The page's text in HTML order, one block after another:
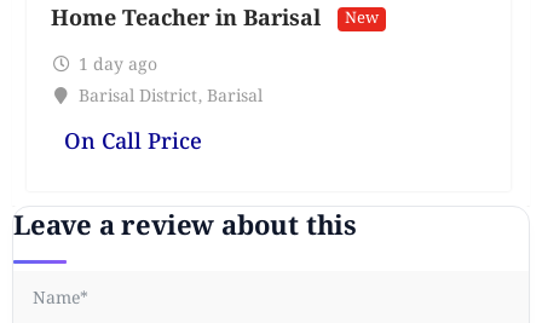
Home Teacher in Barisal New
1 day ago
Barisal District, Barisal
On Call Price
Leave a review about this